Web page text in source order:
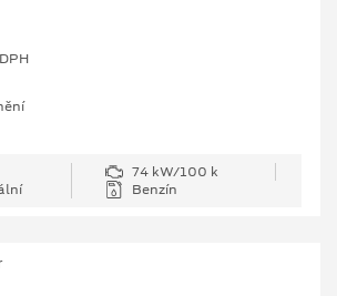
74 kW/100 k
Benzín